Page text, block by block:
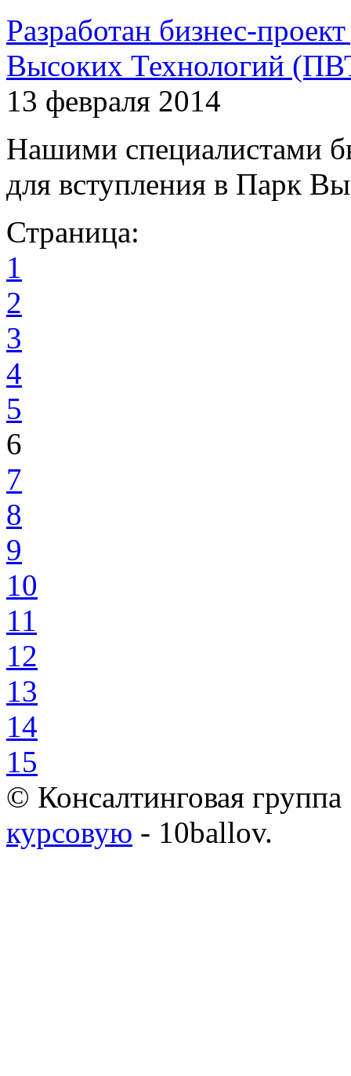
Разработан бизнес-
Высоких Технологий
13 февраля 2014
Нашими специалистами
для вступления в Парк
Страница:
1
2
3
4
5
6
7
8
9
10
11
12
13
14
15
© Консалтинговая
курсовую - 10ballov.